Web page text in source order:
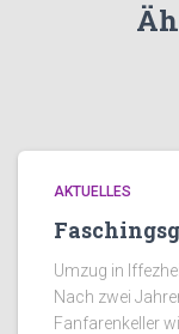
AKTUELLES
Umzug in
Nach zwei
Fanfarenkeller